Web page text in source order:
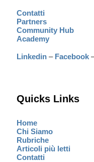
Contatti
Partners
Community Hub
Academy
Linkedin – Facebook
Quicks Links
Home
Chi Siamo
Rubriche
Articoli più letti
Contatti